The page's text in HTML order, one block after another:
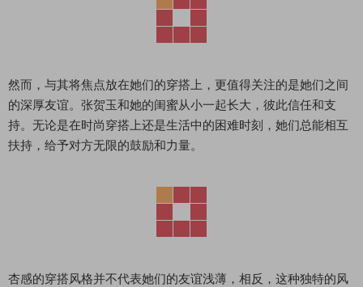
然而，与其将焦点放在她们的穿搭上，更值得关注的是她们之间
的深厚友谊。张贺玉和她的闺蜜从小一起长大，彼此信任和支
持。无论是在时尚穿搭上还是生活中的困难时刻，她们总能相互
扶持，给予对方无限的鼓励和力量。
杏感的穿搭风格并不代表她们的友谊浅薄，相反，这种独特的风